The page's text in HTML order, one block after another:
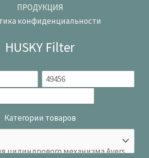
ПРОДУКЦИЯ
конфиденциальности
HUSKY Filter
Категории товаров